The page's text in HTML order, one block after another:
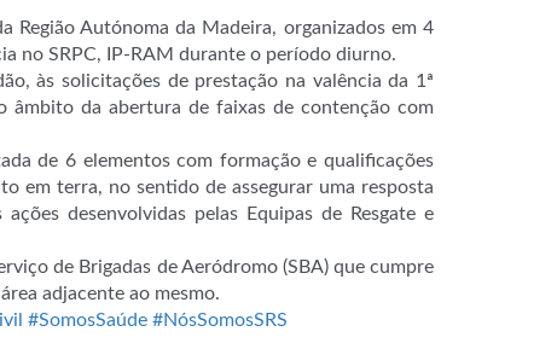
Autónoma da Madeira, organizados em 4
no SRPC, IP-RAM durante o período diurno.
às solicitações de prestação na valência da 1ª
âmbito da abertura de faixas de contenção com
de 6 elementos com formação e qualificações
em terra, no sentido de assegurar uma resposta
desenvolvidas pelas Equipas de Resgate e
de Brigadas de Aeródromo (SBA) que cumpre
adjacente ao mesmo.
#SomosSaúde #NósSomosSRS